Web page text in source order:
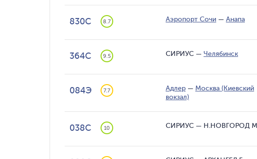
830С 8.7 Аэропорт Сочи — Анапа
364С 9.5 СИРИУС — Челябинск
084Э 7.7 Адлер — Москва (Киевский
вокзал)
038С 10 СИРИУС — Н.НОВГОРОД М